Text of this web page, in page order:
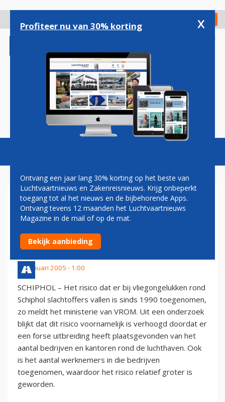
gaan
Check in
Magazine Podcasts Vacatures
RISICO OP SLACHTOFFERS BIJ
ONGELUKKEN ROND
SCHIPHOL TOEGENOMEN
14 januari 2005 - 1:00
SCHIPHOL – Het risico dat er bij vliegongelukken rond
Schiphol slachtoffers vallen is sinds 1990 toegenomen,
zo meldt het ministerie van VROM. Uit een onderzoek
blijkt dat dit risico voornamelijk is verhoogd doordat er
een forse uitbreiding heeft plaatsgevonden van het
aantal bedrijven en kantoren rond de luchthaven. Ook
is het aantal werknemers in die bedrijven
toegenomen, waardoor het risico relatief groter is
geworden.
Profiteer nu van 30% korting x
Ontvang een jaar lang 30% korting op het beste van
Luchtvaartnieuws en Zakenreisnieuws. Krijg onbeperkt
toegang tot al het nieuws en de bijbehorende Apps.
Ontvang tevens 12 maanden het Luchtvaartnieuws
Magazine in de mail of op de mat.
Bekijk aanbieding